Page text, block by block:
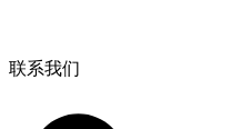
联系我们